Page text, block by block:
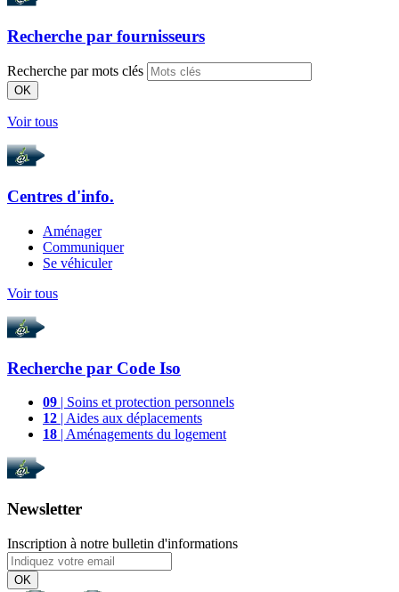
Recherche par fournisseurs
Recherche par mots clés
OK
Voir tous
Centres d'info.
Aménager
Communiquer
Se véhiculer
Voir tous
Recherche par Code Iso
09 | Soins et protection personnels
12 | Aides aux déplacements
18 | Aménagements du logement
Newsletter
Inscription à notre bulletin d'informations
OK